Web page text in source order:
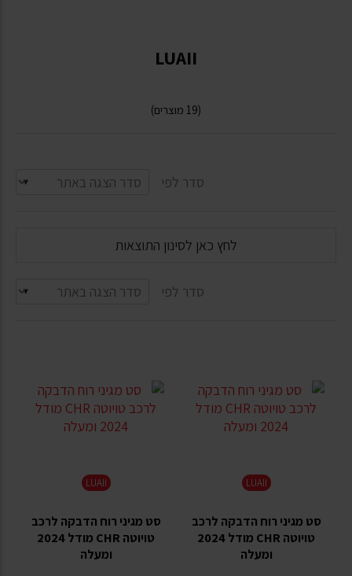
LUAII
(19 מוצרים)
סדר לפי
לחץ כאן לסינון התוצאות
סדר לפי
LUAII
סט מגיני רוח הדבקה לרכב
טויוטה CHR מודל 2024
ומעלה
LUAII
סט מגיני רוח הדבקה לרכב
טויוטה CHR מודל 2024
ומעלה